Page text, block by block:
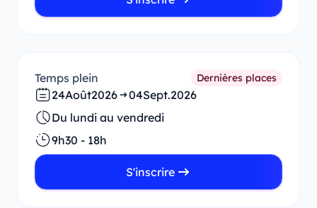
Temps plein Dernières places
24Août2026 04Sept.2026
Du lundi au vendredi
9h30 - 18h
S'inscrire